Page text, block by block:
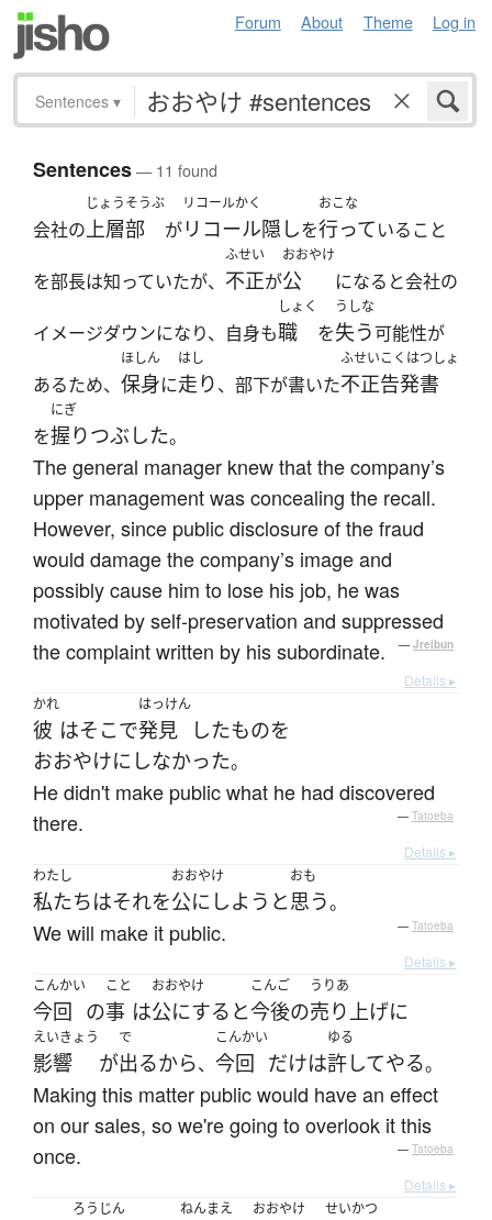
Forum About Theme Log in
Sentences ▾
Sentences— 11 found
会社の
じょうそうぶ
上層部 が
リコールかく
リコール隠しを
おこな
行っていること
を部長は知っていたが、
ふせい
不正が
おおやけ
公 になると会社の
イメージダウンになり、自身も
しょく
職 を
うしな
失う可能性が
あるため、
ほしん
保身に
はし
走り、部下が書いた
ふせいこくはつしょ
不正告発書
を
にぎ
握りつぶした。
The general manager knew that the company’s
upper management was concealing the recall.
However, since public disclosure of the fraud
would damage the company’s image and
possibly cause him to lose his job, he was
motivated by self-preservation and suppressed
the complaint written by his subordinate.
— Jreibun
Details ▸
かれ
彼 はそこで
はっけん
発見 したものを
おおやけにしなかった。
He didn't make public what he had discovered
there.
— Tatoeba
Details ▸
わたし
私たちはそれを
おおやけ
公にしよう と
おも
思う。
We will make it public. — Tatoeba
Details ▸
こんかい
今回 の
こと
事 は
おおやけ
公にする と
こんご
今後の
うりあ
売り上げに
えいきょう
影響 が
で
出るから、
こんかい
今回 だけは
ゆる
許してやる。
Making this matter public would have an effect
on our sales, so we're going to overlook it this
once.
— Tatoeba
Details ▸
ろうじん ねんまえ おおやけ せいかつ